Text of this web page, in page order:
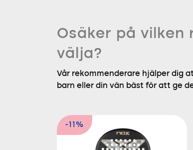
Osäker på vilken
välja?
Vår rekommenderare hjälper dig
barn eller din vän bäst för att ge
-11%